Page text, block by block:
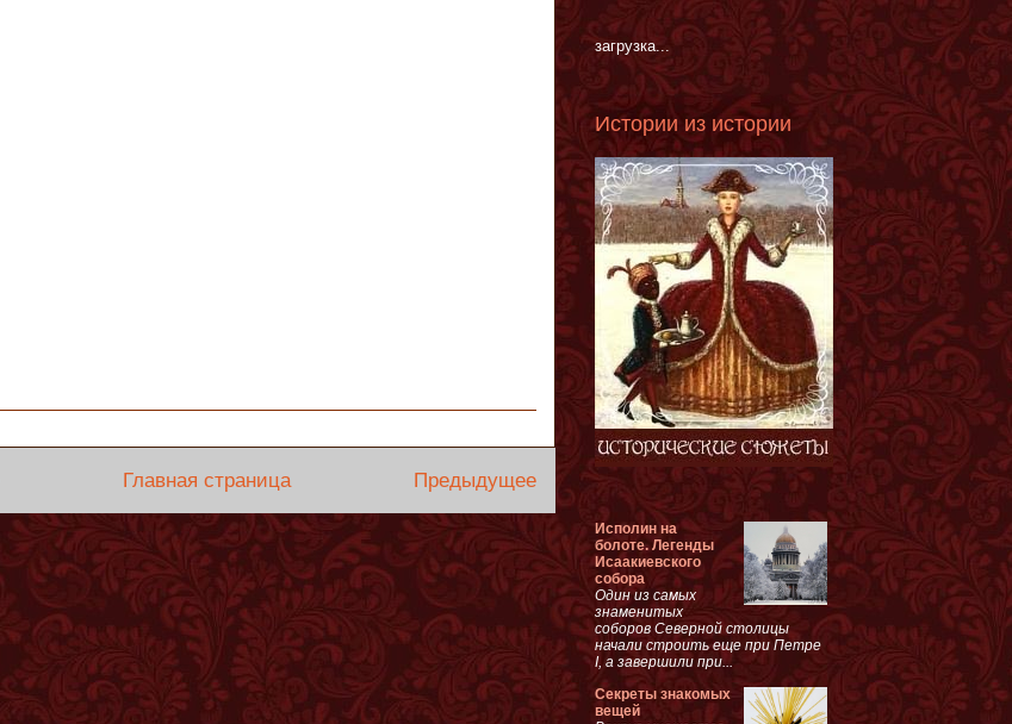
Предыдущее
Главная страница
загрузка...
Истории из истории
Исполин на
болоте. Легенды
Исаакиевского
собора
Один из самых
знаменитых
соборов Северной столицы
начали строить еще при Петре
I, а завершили при...
Секреты знакомых
вещей